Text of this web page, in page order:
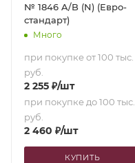
№ 1846 A/B (N) (Евро-
стандарт)
Много
при покупке от 100 тыс.
руб.
2 255 ₽/шт
при покупке до 100 тыс.
руб.
2 460 ₽/шт
КУПИТЬ